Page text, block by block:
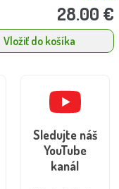
28.00 €
Vložiť do košíka
Sledujte náš
YouTube
kanál